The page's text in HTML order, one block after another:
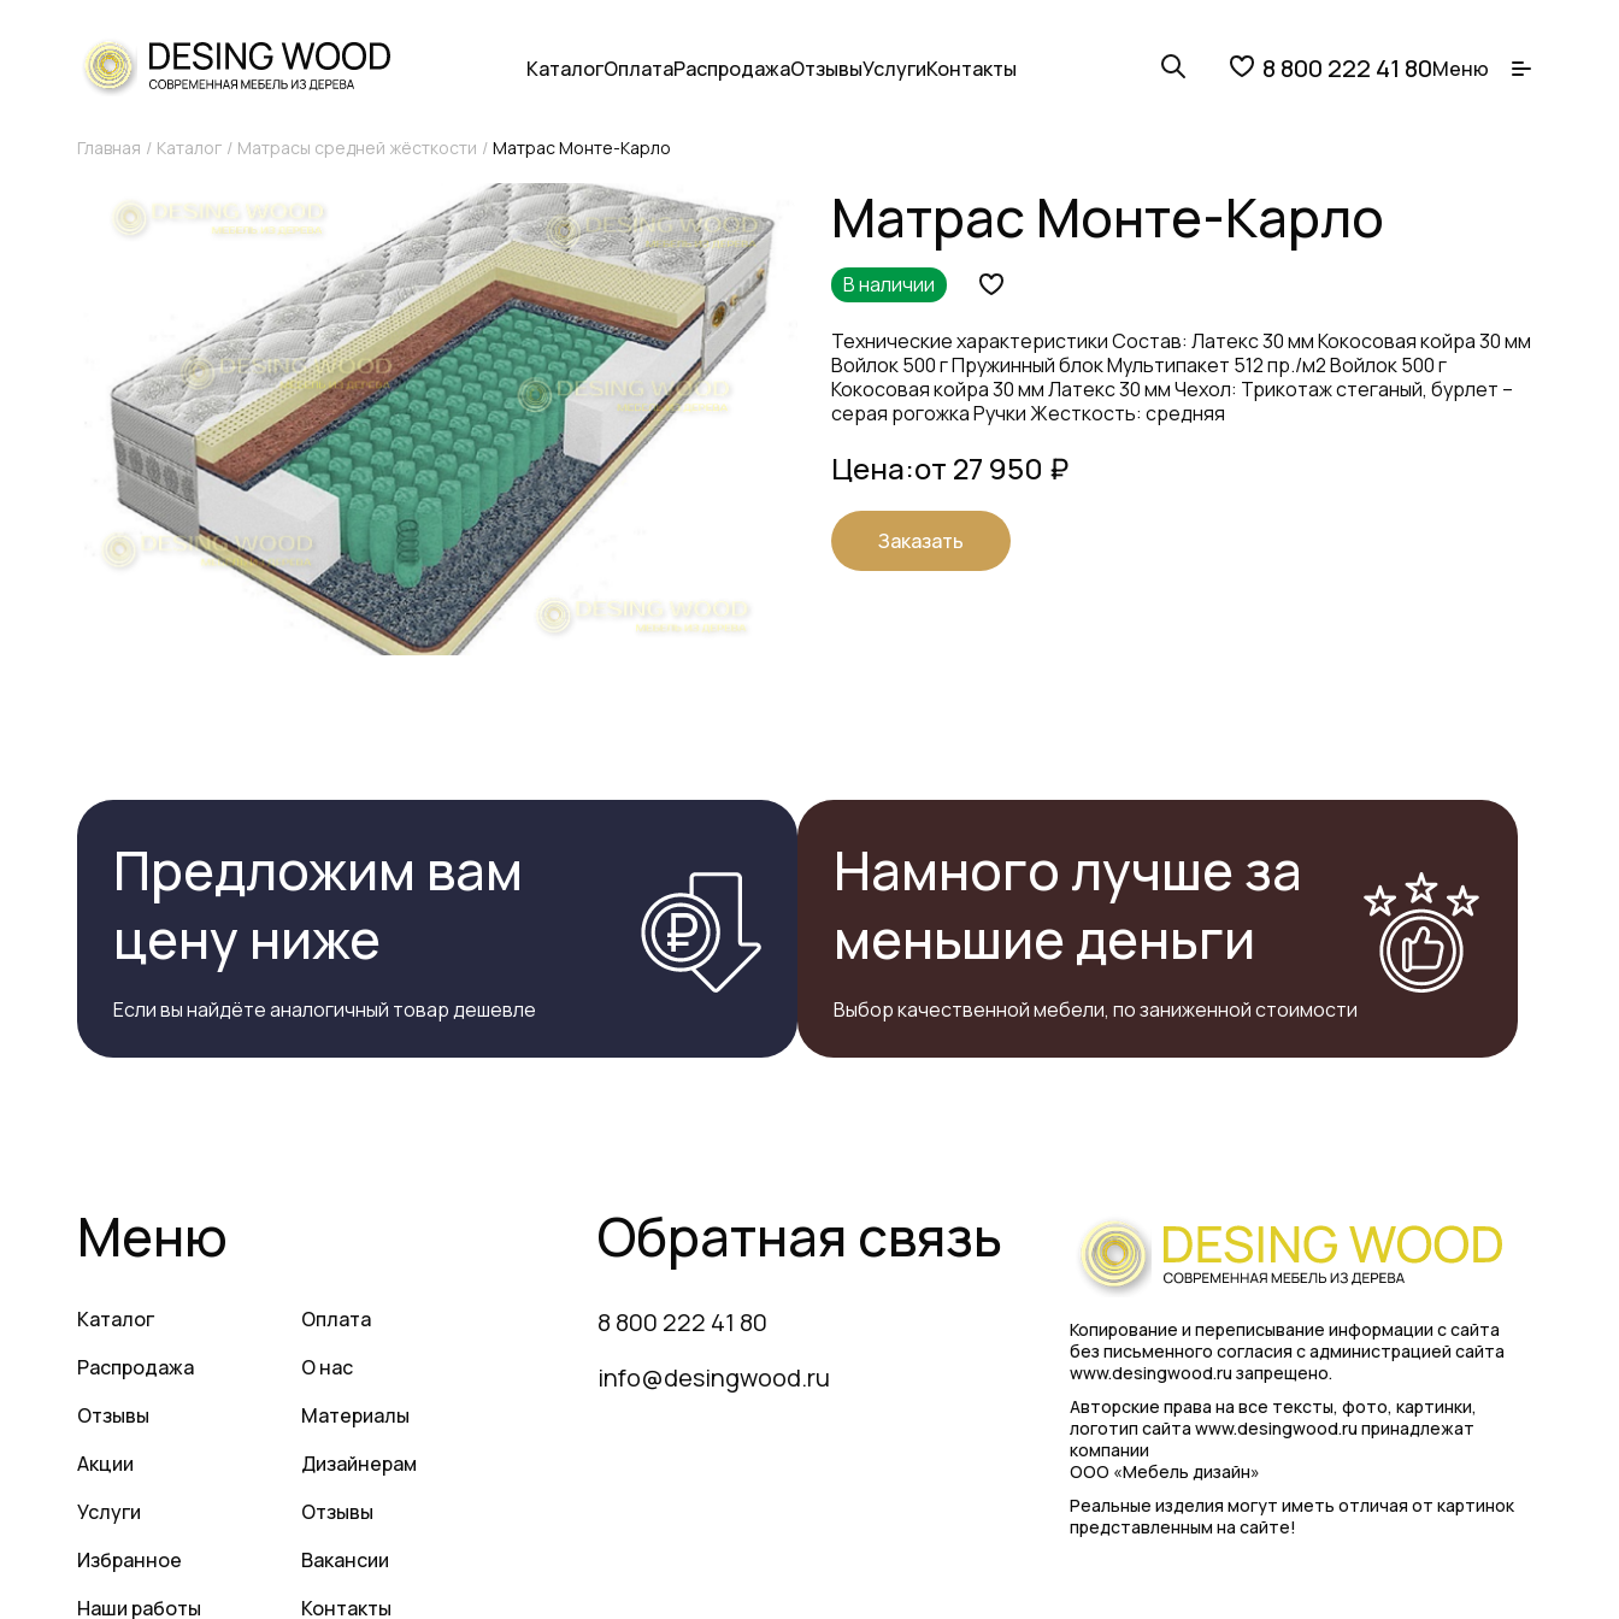
КаталогОплатаРаспродажаОтзывыУслугиКонтакты 8 800 222 41 80Меню
Главная Каталог Матрасы средней жёсткости Матрас Монте-Карло
Матрас Монте-Карло
В наличии
Технические характеристики Состав: Латекс 30 мм Кокосовая койра 30 мм
Войлок 500 г Пружинный блок Мультипакет 512 пр./м2 Войлок 500 г
Кокосовая койра 30 мм Латекс 30 мм Чехол: Трикотаж стеганый, бурлет –
серая рогожка Ручки Жесткость: средняя
Цена:от 27 950 ₽
Заказать
Предложим вам
цену ниже
Если вы найдёте аналогичный товар дешевле
Намного лучше за
меньшие деньги
Выбор качественной мебели, по заниженной стоимости
Меню
Каталог
Распродажа
Отзывы
Акции
Услуги
Избранное
Наши работы
Оплата
О нас
Материалы
Дизайнерам
Отзывы
Вакансии
Контакты
Обратная связь
8 800 222 41 80
info@desingwood.ru
Копирование и переписывание информации с сайта
без письменного согласия с администрацией сайта
www.desingwood.ru запрещено.
Авторские права на все тексты, фото, картинки,
логотип сайта www.desingwood.ru принадлежат
компании
ООО «Мебель дизайн»
Реальные изделия могут иметь отличая от картинок
представленным на сайте!